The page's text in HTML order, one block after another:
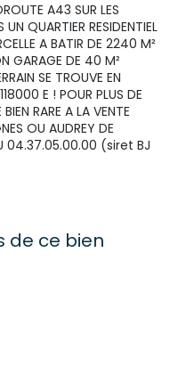
A43 SUR LES
QUARTIER RESIDENTIEL
A BATIR DE 2240 M²
GARAGE DE 40 M²
SE TROUVE EN
E ! POUR PLUS DE
RARE A LA VENTE
OU AUDREY DE
04.37.05.00.00 (siret BJ
de ce bien